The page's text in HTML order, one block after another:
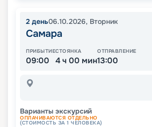
2 день06.10.2026, Вторник
Самара
ПРИБЫТИЕ
09:00
СТОЯНКА
4 ч 00 мин
ОТПРАВЛЕНИЕ
13:00
Варианты экскурсий
ОПЛАЧИВАЮТСЯ ОТДЕЛЬНО
(СТОИМОСТЬ ЗА 1 ЧЕЛОВЕКА)